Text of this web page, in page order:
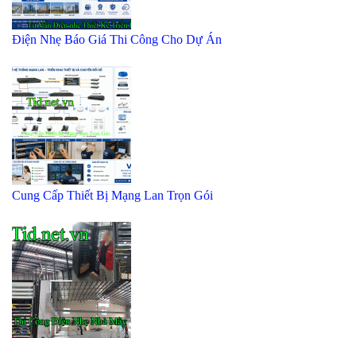
Điện Nhẹ Báo Giá Thi Công Cho Dự Án
Cung Cấp Thiết Bị Mạng Lan Trọn Gói